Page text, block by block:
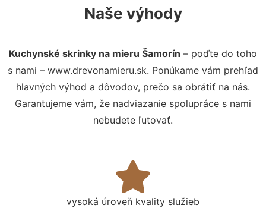
Naše výhody
Kuchynské skrinky na mieru Šamorín – poďte do toho
s nami – www.drevonamieru.sk. Ponúkame vám prehľad
hlavných výhod a dôvodov, prečo sa obrátiť na nás.
Garantujeme vám, že nadviazanie spolupráce s nami
nebudete ľutovať.
vysoká úroveň kvality služieb